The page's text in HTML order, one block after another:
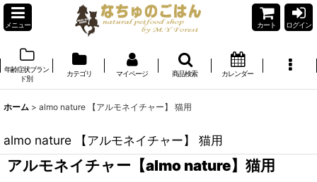
メニュー カート ログイン
年齢症状ブラン
ド別
カテゴリ マイページ 商品検索 カレンダー
ホーム > almo nature 【アルモネイチャー】 猫用
almo nature 【アルモネイチャー】 猫用
アルモネイチャー【almo nature】猫用